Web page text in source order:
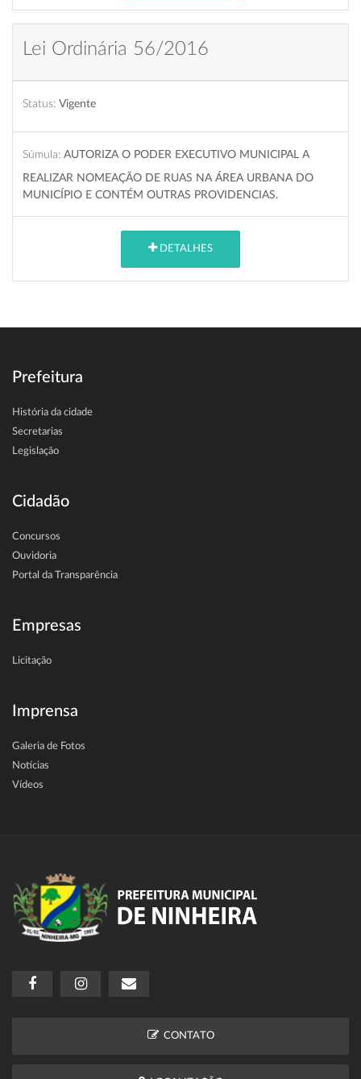
Lei Ordinária 56/2016
Status: Vigente
Súmula: AUTORIZA O PODER EXECUTIVO MUNICIPAL A
REALIZAR NOMEAÇÃO DE RUAS NA ÁREA URBANA DO
MUNICÍPIO E CONTÉM OUTRAS PROVIDENCIAS.
DETALHES
Prefeitura
História da cidade
Secretarias
Legislação
Cidadão
Concursos
Ouvidoria
Portal da Transparência
Empresas
Licitação
Imprensa
Galeria de Fotos
Notícias
Vídeos
CONTATO